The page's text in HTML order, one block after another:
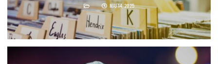
MAJ 14, 2025